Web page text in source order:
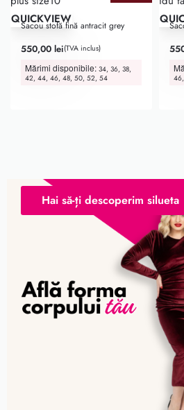
QUICKVIEW
Sacou stofă fină antracit grey
550,00 lei(TVA inclus)
Mărimi disponibile: 34, 36, 38,
42, 44, 46, 48, 50, 52, 54
Hai să-ți descoperim silueta